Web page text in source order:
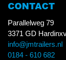
CONTACT
Parallelweg 79
3371 GD
info@jmtrailers.nl
0184 - 610 682